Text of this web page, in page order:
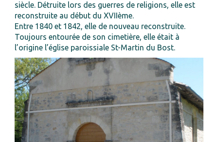
siècle. Détruite lors des guerres de religions, elle est
reconstruite au début du XVIIème.
Entre 1840 et 1842, elle de nouveau reconstruite.
Toujours entourée de son cimetière, elle était à
l’origine l’église paroissiale St-Martin du Bost.